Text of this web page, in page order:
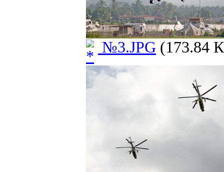
№3.JPG (173.84